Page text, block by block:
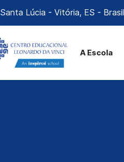
Santa Lúcia - Vitória, ES - Brasil
A Escola